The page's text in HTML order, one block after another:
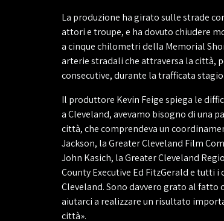
La produzione ha girato sulle strade
attori e troupe, e ha dovuto chiudere
a cinque chilometri della Memorial
arterie stradali che attraversa la città,
consecutive, durante la trafficata
Il produttore Kevin Feige spiega le
a Cleveland, avevamo bisogno di una
città, che comprendeva un
Jackson, la Greater Cleveland Film
John Kasich, la Greater Cleveland
County Executive Ed FitzGerald e tutti
Cleveland. Sono davvero grato al fatto
aiutarci a realizzare un risultato
città».